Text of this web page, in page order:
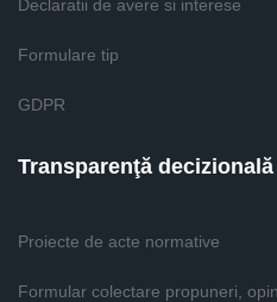
Declaratii de avere si interese
Formulare tip
GDPR
Transparenţă decizională
Proiecte de acte normative
Formular colectare propuneri,